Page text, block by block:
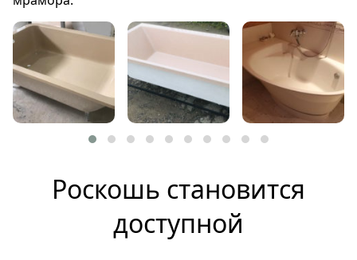
Роскошь становится
доступной